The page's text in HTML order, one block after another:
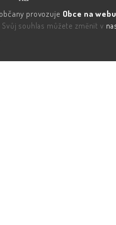
provozuje Obce na
souhlas můžete změnit v